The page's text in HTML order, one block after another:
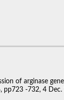
of arginase
pp723 -732, 4